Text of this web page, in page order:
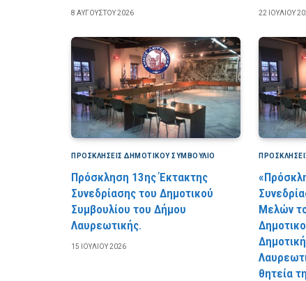
8 ΑΥΓΟΎΣΤΟΥ 2026 22 ΙΟΥΛΊΟΥ
ΠΡΟΣΚΛΉΣΕΙΣ ΔΗΜΟΤΙΚΟΎ ΣΥΜΒΟΎΛΙΟ
Πρόσκληση 13ης Έκτακτης
Συνεδρίασης του Δημοτικού
Συμβουλίου του Δήμου
Λαυρεωτικής.
15 ΙΟΥΛΊΟΥ 2026
Μελών
θητεία